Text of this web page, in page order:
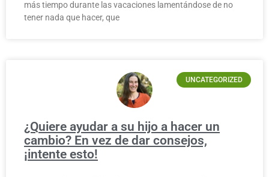
más tiempo durante las vacaciones lamentándose de no
tener nada que hacer, que
UNCATEGORIZED
¿Quiere ayudar a su hijo a hacer un
cambio? En vez de dar consejos,
¡intente esto!